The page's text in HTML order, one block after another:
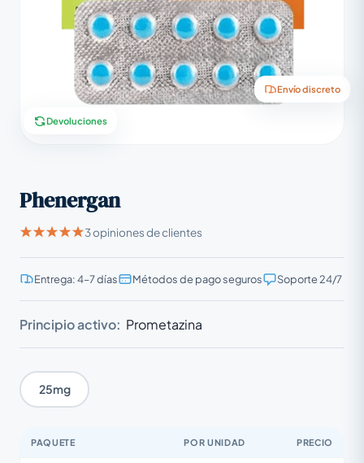
Envío discreto
Devoluciones
Phenergan
3 opiniones de clientes
Entrega: 4–7 días Métodos de pago seguros Soporte 24/7
Principio activo: Prometazina
25mg
PAQUETE POR UNIDAD PRECIO